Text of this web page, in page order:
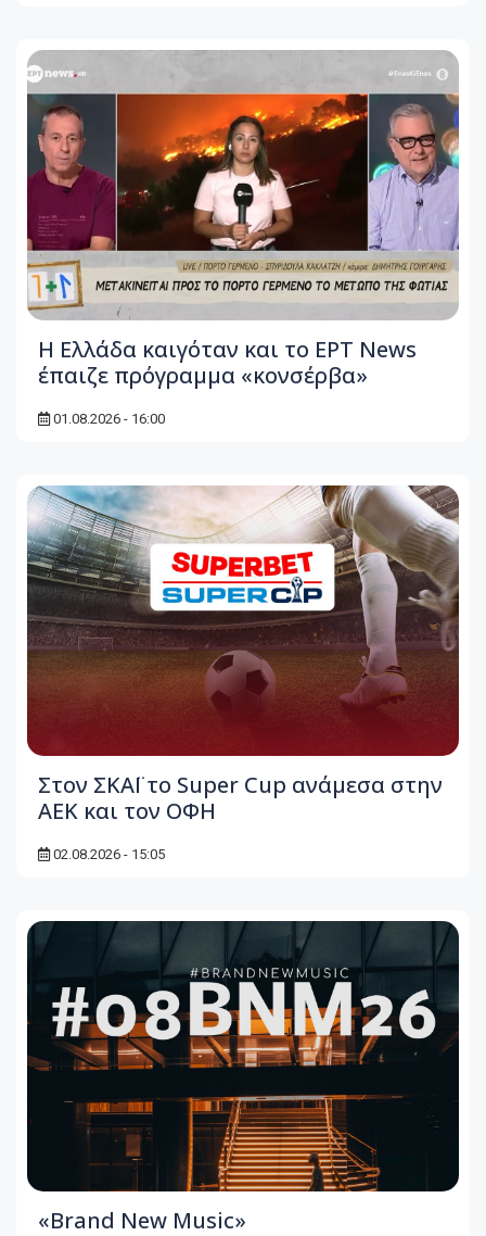
Η Ελλάδα καιγόταν και το ΕΡΤ News
έπαιζε πρόγραμμα «κονσέρβα»
01.08.2026 - 16:00
Στον ΣΚΑΪ το Super Cup ανάμεσα στην
ΑΕΚ και τον ΟΦΗ
02.08.2026 - 15:05
«Brand New Music»